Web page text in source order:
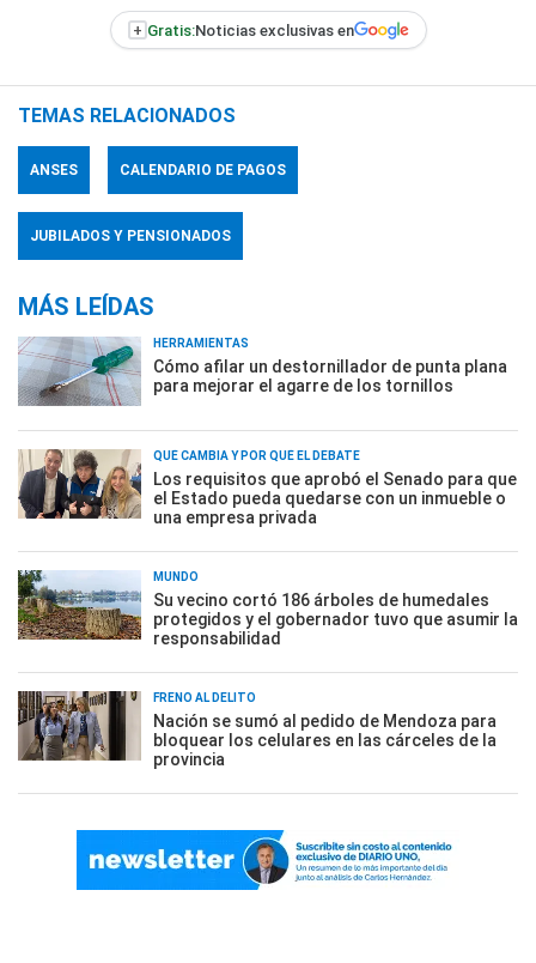
+ Gratis:Noticias exclusivas en
TEMAS RELACIONADOS
ANSES CALENDARIO DE PAGOS
JUBILADOS Y PENSIONADOS
MÁS LEÍDAS
HERRAMIENTAS
Cómo afilar un destornillador de punta plana
para mejorar el agarre de los tornillos
QUÉ CAMBIA Y POR QUÉ EL DEBATE
Los requisitos que aprobó el Senado para que
el Estado pueda quedarse con un inmueble o
una empresa privada
MUNDO
Su vecino cortó 186 árboles de humedales
protegidos y el gobernador tuvo que asumir la
responsabilidad
FRENO AL DELITO
Nación se sumó al pedido de Mendoza para
bloquear los celulares en las cárceles de la
provincia